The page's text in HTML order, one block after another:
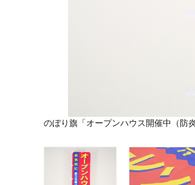
のぼり旗「オープンハウス開催中（防